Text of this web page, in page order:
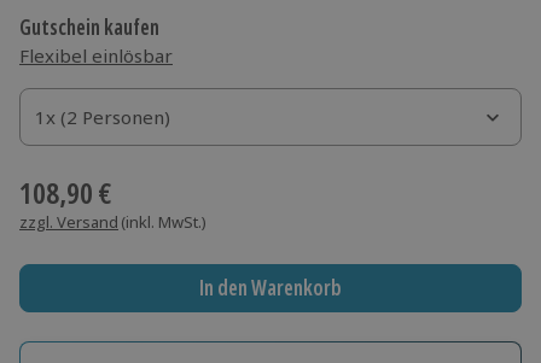
Gutschein kaufen
Flexibel einlösbar
1x (2 Personen)
1x (2 Personen)
1x (2 Personen)
108,90 €
zzgl. Versand (inkl. MwSt.)
In den Warenkorb